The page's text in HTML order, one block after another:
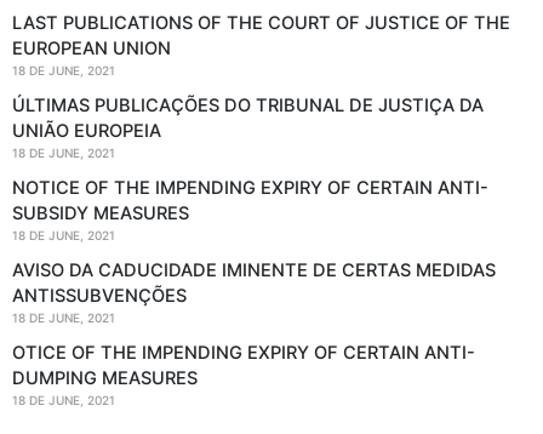
LAST PUBLICATIONS OF THE COURT OF JUSTICE OF THE
EUROPEAN UNION
18 DE JUNE, 2021
ÚLTIMAS PUBLICAÇÕES DO TRIBUNAL DE JUSTIÇA DA
UNIÃO EUROPEIA
18 DE JUNE, 2021
NOTICE OF THE IMPENDING EXPIRY OF CERTAIN ANTI-
SUBSIDY MEASURES
18 DE JUNE, 2021
AVISO DA CADUCIDADE IMINENTE DE CERTAS MEDIDAS
ANTISSUBVENÇÕES
18 DE JUNE, 2021
OTICE OF THE IMPENDING EXPIRY OF CERTAIN ANTI-
DUMPING MEASURES
18 DE JUNE, 2021